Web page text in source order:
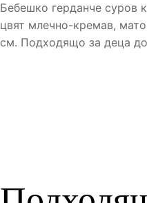
Бебешко герданче суров
цвят млечно-кремав,
см. Подходящо за деца